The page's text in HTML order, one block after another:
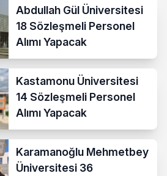
Abdullah Gül Üniversitesi
18 Sözleşmeli Personel
Alımı Yapacak
Kastamonu Üniversitesi
14 Sözleşmeli Personel
Alımı Yapacak
Karamanoğlu Mehmetbey
Üniversitesi 36